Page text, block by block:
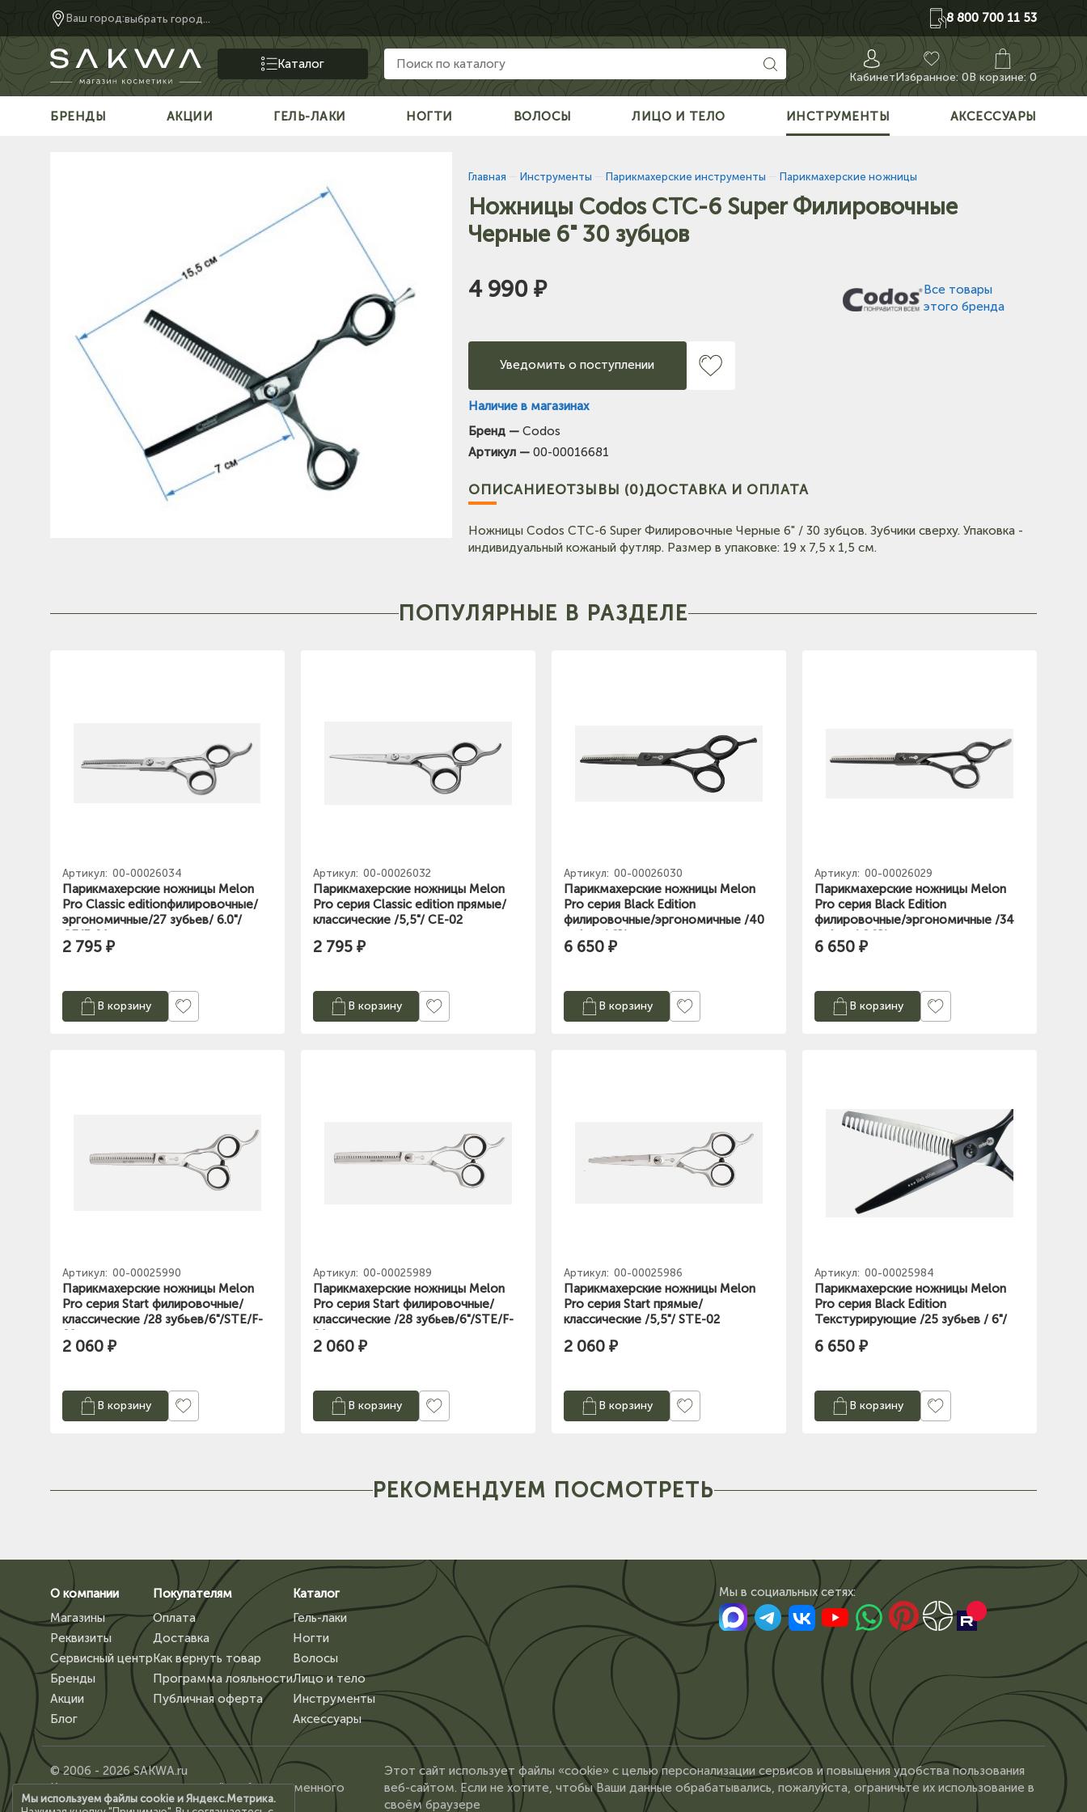
Ваш город:выбрать город... 8 800 700 11 53
Каталог
КабинетИзбранное:0В корзине: 0
БРЕНДЫ АКЦИИ ГЕЛЬ-ЛАКИ НОГТИ ВОЛОСЫ ЛИЦО И ТЕЛО ИНСТРУМЕНТЫ АКСЕССУАРЫ
Главная Инструменты Парикмахерские инструменты Парикмахерские ножницы
Ножницы Codos CTC-6 Super Филировочные
Черные 6" 30 зубцов
4 990 ₽
Все товары
этого бренда
Уведомить о поступлении
Наличие в магазинах
Тел: +7-903-947-9492
Бренд — Codos
Артикул — 00-00016681
ОПИСАНИЕОТЗЫВЫ (0)ДОСТАВКА И ОПЛАТА
Ножницы Codos CTC-6 Super Филировочные Черные 6" / 30 зубцов. Зубчики сверху. Упаковка -
индивидуальный кожаный футляр. Размер в упаковке: 19 х 7,5 х 1,5 см.
ПОПУЛЯРНЫЕ В РАЗДЕЛЕ
Артикул: 00-00026034
Парикмахерские ножницы Melon
Pro Classic editionфилировочные/
эргономичные/27 зубьев/ 6.0"/
CE/F-01
2 795 ₽
В корзину
Артикул: 00-00026032
Парикмахерские ножницы Melon
Pro серия Classic edition прямые/
классические /5,5"/ CE-02
2 795 ₽
В корзину
Артикул: 00-00026030
Парикмахерские ножницы Melon
Pro серия Black Edition
филировочные/эргономичные /40
зубьев/ 6"/
6 650 ₽
В корзину
Артикул: 00-00026029
Парикмахерские ножницы Melon
Pro серия Black Edition
филировочные/эргономичные /34
зубьев/ 6.0"/
6 650 ₽
В корзину
Артикул: 00-00025990
Парикмахерские ножницы Melon
Pro серия Start филировочные/
классические /28 зубьев/6"/STE/F-
02
2 060 ₽
В корзину
Артикул: 00-00025989
Парикмахерские ножницы Melon
Pro серия Start филировочные/
классические /28 зубьев/6"/STE/F-
01
2 060 ₽
В корзину
Артикул: 00-00025986
Парикмахерские ножницы Melon
Pro серия Start прямые/
классические /5,5"/ STE-02
2 060 ₽
В корзину
Артикул: 00-00025984
Парикмахерские ножницы Melon
Pro серия Black Edition
Текстурирующие /25 зубьев / 6"/
6 650 ₽
В корзину
РЕКОМЕНДУЕМ ПОСМОТРЕТЬ
О компании
Магазины
Реквизиты
Сервисный центр
Бренды
Акции
Блог
Покупателям
Оплата
Доставка
Как вернуть товар
Программа лояльности
Публичная оферта
Каталог
Гель-лаки
Ногти
Волосы
Лицо и тело
Инструменты
Аксессуары
Мы в сoциальных сетях:
© 2006 - 2026 SAKWA.ru
Копирование материалов сайта, без письменного
разрешения владельца, запрещено.
Этот сайт использует файлы «cookie» с целью персонализации сервисов и повышения удобства пользования
веб-сайтом. Если не хотите, чтобы Ваши данные обрабатывались, пожалуйста, ограничьте их использование в
своём браузере
Мы используем файлы cookie и Яндекс.Метрика.